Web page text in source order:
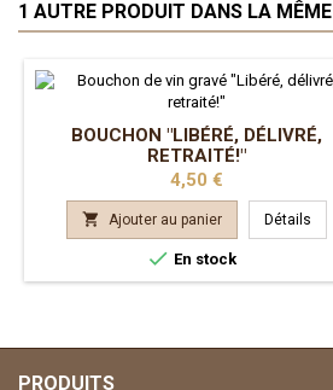
1 AUTRE PRODUIT DANS LA
BOUCHON "LIBÉRÉ, DÉLIVRÉ,
RETRAITÉ!"
Prix
4,50 €
 Ajouter au panier Détails
 En stock
PRODUITS